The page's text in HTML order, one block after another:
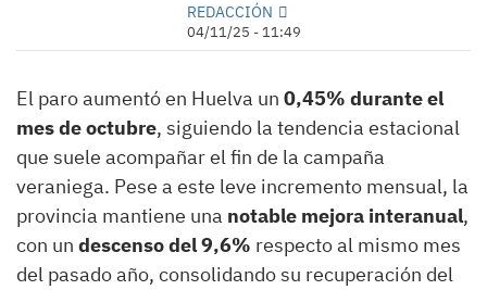
REDACCIÓN
04/11/25 - 11:49
El paro aumentó en Huelva un 0,45% durante el
mes de octubre, siguiendo la tendencia estacional
que suele acompañar el fin de la campaña
veraniega. Pese a este leve incremento mensual, la
provincia mantiene una notable mejora interanual,
con un descenso del 9,6% respecto al mismo mes
del pasado año, consolidando su recuperación del